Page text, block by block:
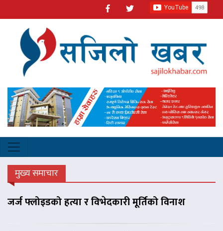
मुख्य समाचार
जर्ज फ्लोइडको हत्या र विभेदकारी मूर्तिको विनाश